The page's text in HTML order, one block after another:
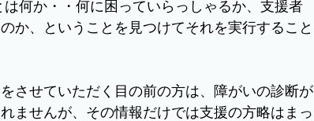
何か・・何に困っていらっしゃるか、支援者
か、ということを見つけてそれを実行すること
させていただく目の前の方は、障がいの診断が
ませんが、その情報だけでは支援の方略はまっ